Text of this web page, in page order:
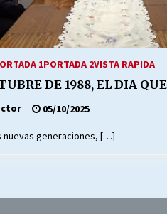
S.O.S. a los ricos, Save Our Souls
30/04/2026
1PORTADA 2VISTA RAPIDA
DE 1988, EL DIA
05/10/2025
nuevas generaciones, […]